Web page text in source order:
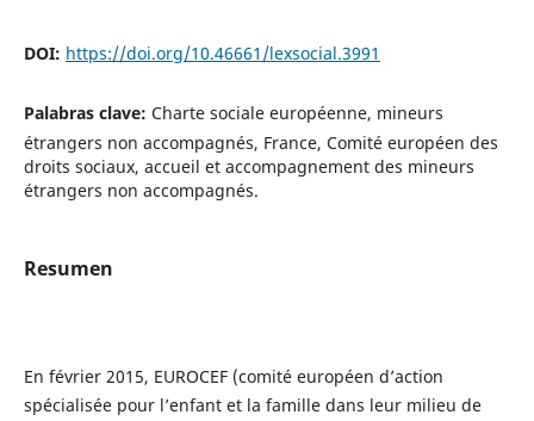
DOI: https://doi.org/10.46661/lexsocial.3991
Palabras clave: Charte sociale européenne, mineurs
étrangers non accompagnés, France, Comité européen des
droits sociaux, accueil et accompagnement des mineurs
étrangers non accompagnés.
Resumen
En février 2015, EUROCEF (comité européen d’action
spécialisée pour l’enfant et la famille dans leur milieu de